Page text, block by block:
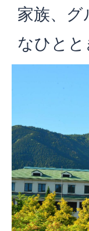
家族、
なひと